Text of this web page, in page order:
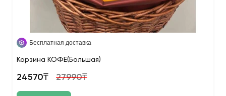
Бесплатная доставка
Корзина КОФЕ(Большая)
24570₸ 27990₸